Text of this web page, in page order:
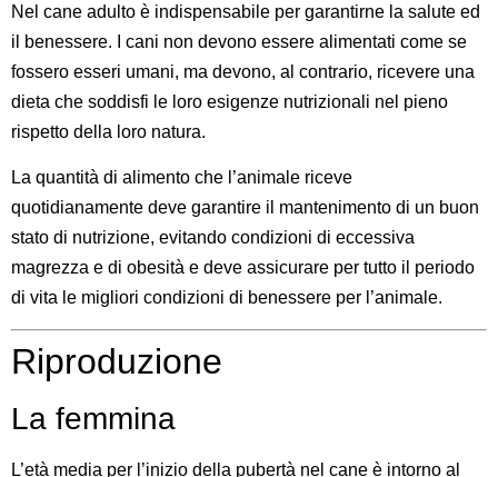
Nel cane adulto è indispensabile per garantirne la salute ed
il benessere. I cani non devono essere alimentati come se
fossero esseri umani, ma devono, al contrario, ricevere una
dieta che soddisfi le loro esigenze nutrizionali nel pieno
rispetto della loro natura.
La quantità di alimento che l’animale riceve
quotidianamente deve garantire il mantenimento di un buon
stato di nutrizione, evitando condizioni di eccessiva
magrezza e di obesità e deve assicurare per tutto il periodo
di vita le migliori condizioni di benessere per l’animale.
Riproduzione
La femmina
L’età media per l’inizio della pubertà nel cane è intorno al